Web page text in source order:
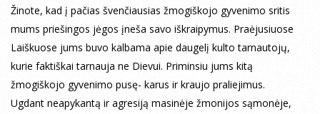
Žinote, kad į pačias švenčiausias žmogiškojo gyvenimo sritis
mums priešingos jėgos įneša savo iškraipymus. Praėjusiuose
Laiškuose jums buvo kalbama apie daugelį kulto tarnautojų,
kurie faktiškai tarnauja ne Dievui. Priminsiu jums kitą
žmogiškojo gyvenimo pusę- karus ir kraujo praliejimus.
Ugdant neapykantą ir agresiją masinėje žmonijos sąmonėje,